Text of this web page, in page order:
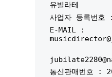
유빌라테
사업자 등록번
E-MAIL :
통신판매번호 :